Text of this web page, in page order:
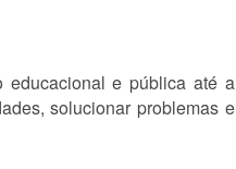
educacional e pública até a
solucionar problemas e